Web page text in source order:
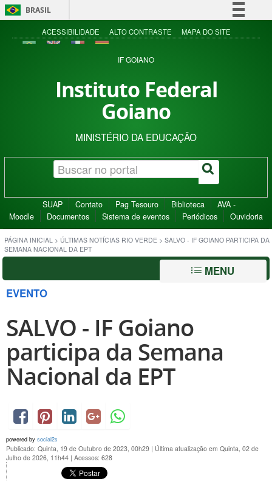
BRASIL
Simplifique!
Acesso à informação
ACESSIBILIDADE ALTO CONTRASTE MAPA DO SITE
IF GOIANO
Instituto Federal
Goiano
MINISTÉRIO DA EDUCAÇÃO
SUAP Contato Pag Tesouro Biblioteca
AVA -
Moodle
Documentos Sistema de eventos Periódicos Ouvidoria
PÁGINA INICIAL > ÚLTIMAS NOTÍCIAS RIO VERDE > SALVO - IF GOIANO PARTICIPA DA
SEMANA NACIONAL DA EPT
MENU
EVENTO
SALVO - IF Goiano
participa da Semana
Nacional da EPT
powered by social2s
Publicado: Quinta, 19 de Outubro de 2023, 00h29 | Última atualização em Quinta, 02 de
Julho de 2026, 11h44 | Acessos: 628